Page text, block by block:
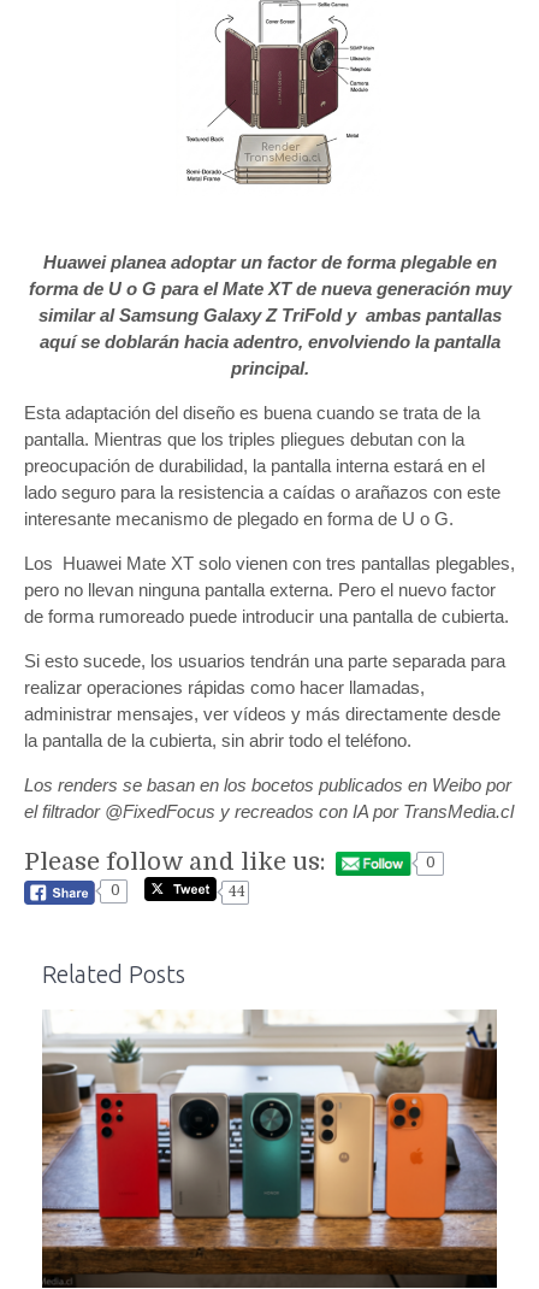
Huawei planea adoptar un factor de forma plegable en
forma de U o G para el Mate XT de nueva generación muy
similar al Samsung Galaxy Z TriFold y ambas pantallas
aquí se doblarán hacia adentro, envolviendo la pantalla
principal.
Esta adaptación del diseño es buena cuando se trata de la
pantalla. Mientras que los triples pliegues debutan con la
preocupación de durabilidad, la pantalla interna estará en el
lado seguro para la resistencia a caídas o arañazos con este
interesante mecanismo de plegado en forma de U o G.
Los Huawei Mate XT solo vienen con tres pantallas plegables,
pero no llevan ninguna pantalla externa. Pero el nuevo factor
de forma rumoreado puede introducir una pantalla de cubierta.
Si esto sucede, los usuarios tendrán una parte separada para
realizar operaciones rápidas como hacer llamadas,
administrar mensajes, ver vídeos y más directamente desde
la pantalla de la cubierta, sin abrir todo el teléfono.
Los renders se basan en los bocetos publicados en Weibo por
el filtrador @FixedFocus y recreados con IA por TransMedia.cl
Please follow and like us:
0
0
44
Related Posts